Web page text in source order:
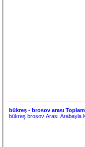
bükreş - brosov arası
bükreş brosov Arası Arabayla